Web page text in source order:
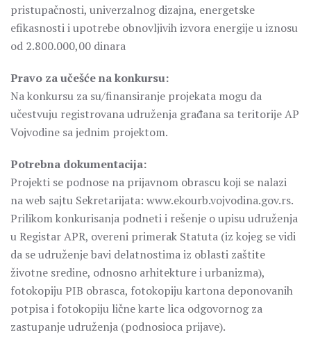
pristupačnosti, univerzalnog dizajna, energetske
efikasnosti i upotrebe obnovljivih izvora energije u iznosu
od 2.800.000,00 dinara
Pravo za učešće na konkursu:
Na konkursu za su/finansiranje projekata mogu da
učestvuju registrovana udruženja građana sa teritorije AP
Vojvodine sa jednim projektom.
Potrebna dokumentacija:
Projekti se podnose na prijavnom obrascu koji se nalazi
na web sajtu Sekretarijata: www.ekourb.vojvodina.gov.rs.
Prilikom konkurisanja podneti i rešenje o upisu udruženja
u Registar APR, overeni primerak Statuta (iz kojeg se vidi
da se udruženje bavi delatnostima iz oblasti zaštite
životne sredine, odnosno arhitekture i urbanizma),
fotokopiju PIB obrasca, fotokopiju kartona deponovanih
potpisa i fotokopiju lične karte lica odgovornog za
zastupanje udruženja (podnosioca prijave).